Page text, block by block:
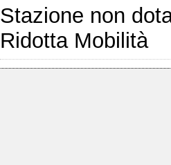
Stazione non
Ridotta Mobilità